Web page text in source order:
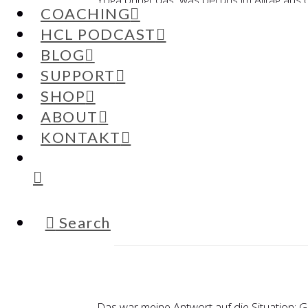
COACHING
HCL PODCAST
BLOG
SUPPORT
SHOP
ABOUT
KONTAKT
Search
gütige Lehrerin, die dich sanft immer
Letzten Mittwoch hatte ich schon wieder
Frage erhalte. Ich war zwar offen für eine
Da lag ich nun in der Yogastunde im
plötzlich dieser Satz in den Sinn kam: